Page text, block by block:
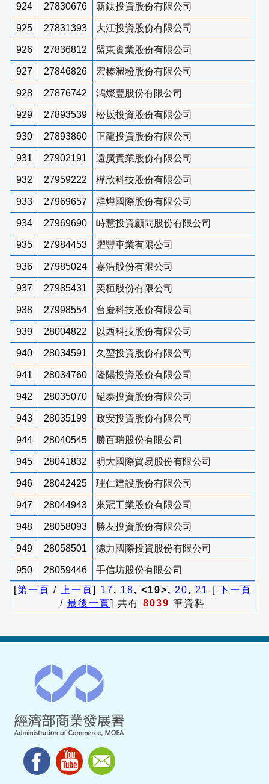
924 27830676 新鈦投資股份有限公司
925 27831393 大江投資股份有限公司
926 27836812 盟東實業股份有限公司
927 27846826 宏榛澱粉股份有限公司
928 27876742 鴻燦豐股份有限公司
929 27893539 松坂投資股份有限公司
930 27893860 正龍投資股份有限公司
931 27902191 遠廣實業股份有限公司
932 27959222 樺欣科技股份有限公司
933 27969657 群燁國際股份有限公司
934 27969690 峙慧投資顧問股份有限公司
935 27984453 躍豐車業有限公司
936 27985024 嘉浩股份有限公司
937 27985431 奕桓股份有限公司
938 27998554 台慶科技股份有限公司
939 28004822 以西科技股份有限公司
940 28034591 久堃投資股份有限公司
941 28034760 隆陽投資股份有限公司
942 28035070 鎰泰投資股份有限公司
943 28035199 政安投資股份有限公司
944 28040545 勝百瑞股份有限公司
945 28041832 明大國際貿易股份有限公司
946 28042425 理仁建設股份有限公司
947 28044943 來冠工業股份有限公司
948 28058093 勝友投資股份有限公司
949 28058501 德力國際投資股份有限公司
950 28059446
手信坊股份有限公司
[第一頁 / 上一頁] 17, 18, <19>, 20, 21 [ 下一頁
/ 最後一頁] 共有 8039 筆資料